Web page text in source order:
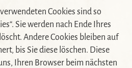
Cookies sind so
Sie werden nach Ende Ihres
Andere Cookies bleiben auf
bis Sie diese löschen. Diese
Ihren Browser beim nächsten